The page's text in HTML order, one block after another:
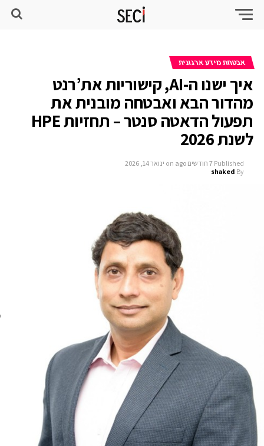
אבטחת מידע ארגונית
איך ישנו ה-AI, קישוריות את’רנט
מהדור הבא ואבטחה מובנית את
תפעול הדאטה סנטר – תחזיות HPE
לשנת 2026
Published 7 חודשים ago on ינואר 14, 2026
By
shaked